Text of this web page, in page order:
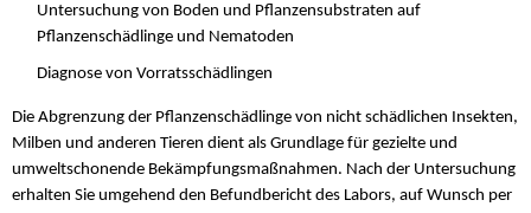
Untersuchung von Boden und Pflanzensubstraten auf
Pflanzenschädlinge und Nematoden
Diagnose von Vorratsschädlingen
Die Abgrenzung der Pflanzenschädlinge von nicht schädlichen Insekten,
Milben und anderen Tieren dient als Grundlage für gezielte und
umweltschonende Bekämpfungsmaßnahmen. Nach der Untersuchung
erhalten Sie umgehend den Befundbericht des Labors, auf Wunsch per